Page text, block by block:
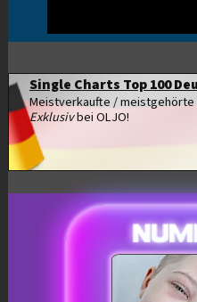
Single Charts Top 100
Meistverkaufte / meistgehörte
Exklusivbei OLJO!